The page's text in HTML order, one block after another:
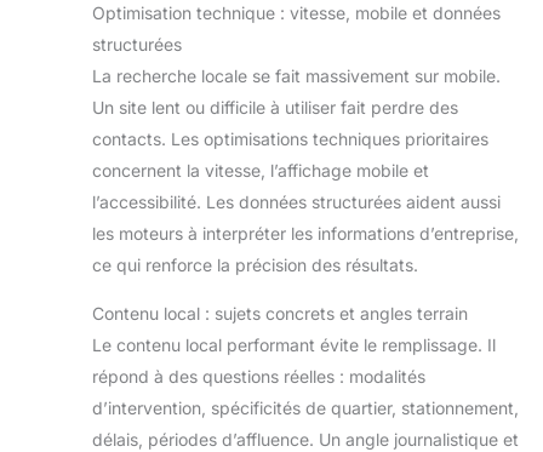
Optimisation technique : vitesse, mobile et données
structurées
La recherche locale se fait massivement sur mobile.
Un site lent ou difficile à utiliser fait perdre des
contacts. Les optimisations techniques prioritaires
concernent la vitesse, l’affichage mobile et
l’accessibilité. Les données structurées aident aussi
les moteurs à interpréter les informations d’entreprise,
ce qui renforce la précision des résultats.
Contenu local : sujets concrets et angles terrain
Le contenu local performant évite le remplissage. Il
répond à des questions réelles : modalités
d’intervention, spécificités de quartier, stationnement,
délais, périodes d’affluence. Un angle journalistique et